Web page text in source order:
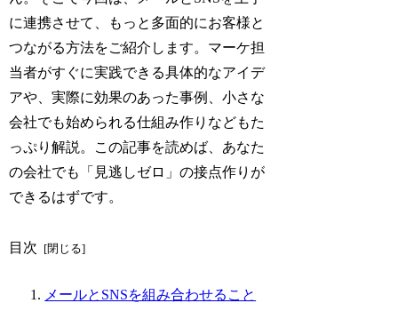
に連携させて、もっと多面的にお客様と
つながる方法をご紹介します。マーケ担
当者がすぐに実践できる具体的なアイデ
アや、実際に効果のあった事例、小さな
会社でも始められる仕組み作りなどもた
っぷり解説。この記事を読めば、あなた
の会社でも「見逃しゼロ」の接点作りが
できるはずです。
目次
メールとSNSを組み合わせること